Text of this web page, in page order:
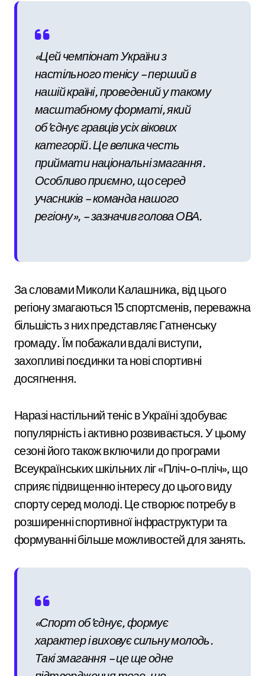
«Цей чемпіонат України з
настільного тенісу – перший в
нашій країні, проведений у такому
масштабному форматі, який
об’єднує гравців усіх вікових
категорій. Це велика честь
приймати національні змагання.
Особливо приємно, що серед
учасників – команда нашого
регіону», – зазначив голова ОВА.
За словами Миколи Калашника, від цього
регіону змагаються 15 спортсменів, переважна
більшість з них представляє Гатненську
громаду. Їм побажали вдалі виступи,
захопливі поєдинки та нові спортивні
досягнення.
Наразі настільний теніс в Україні здобуває
популярність і активно розвивається. У цьому
сезоні його також включили до програми
Всеукраїнських шкільних ліг «Пліч-о-пліч», що
сприяє підвищенню інтересу до цього виду
спорту серед молоді. Це створює потребу в
розширенні спортивної інфраструктури та
формуванні більше можливостей для занять.
«Спорт об’єднує, формує
характер і виховує сильну молодь.
Такі змагання – це ще одне